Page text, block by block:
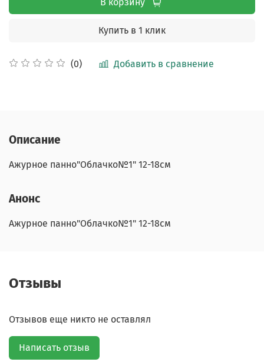
(0) Добавить в сравнение
Купить в 1 клик
Описание
Ажурное панно"Облачко№1" 12-18см
Анонс
Ажурное панно"Облачко№1" 12-18см
Отзывы
Отзывов еще никто не оставлял
Написать отзыв